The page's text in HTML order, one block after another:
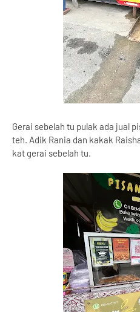
Gerai sebelah tu pulak ada jual
teh. Adik Rania dan kakak
kat gerai sebelah tu.